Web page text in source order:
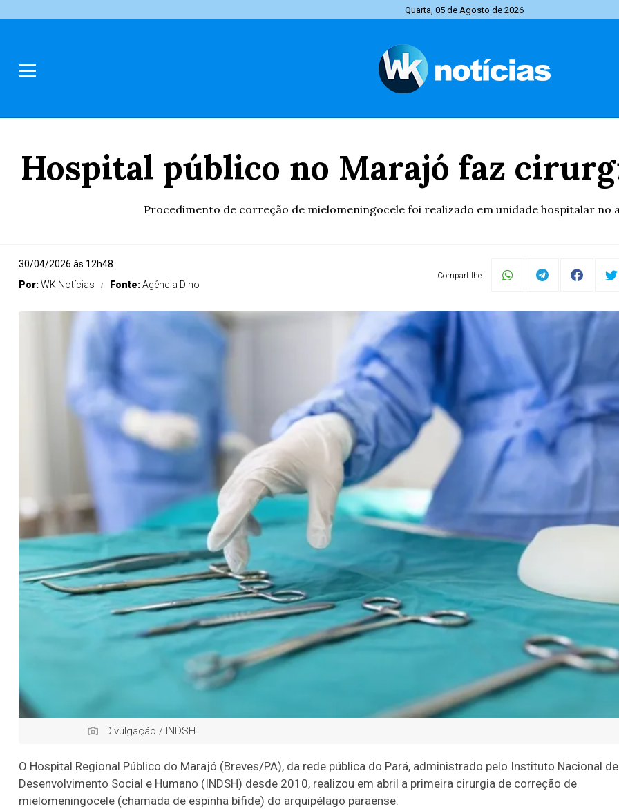
Quarta, 05 de Agosto de 2026
Hospital público no Marajó faz
Procedimento de correção de mielomeningocele foi realizado em unidade hospitalar no
30/04/2026 às 12h48
Por:WK Notícias Fonte:Agência Dino
Compartilhe:
Divulgação / INDSH
O Hospital Regional Público do Marajó (Breves/PA), da rede pública do Pará, administrado pelo Instituto Nacional de
Desenvolvimento Social e Humano (INDSH) desde 2010, realizou em abril a primeira cirurgia de correção de
mielomeningocele (chamada de espinha bífide) do arquipélago paraense.